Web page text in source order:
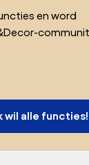
en word
wil alle functies!